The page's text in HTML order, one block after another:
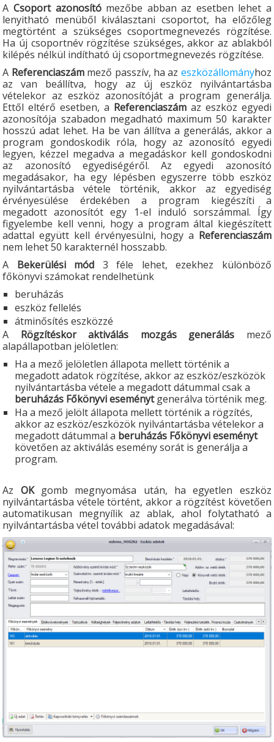
A Csoport azonosítómezőbe abban az esetben lehet a
lenyitható menüből kiválasztani csoportot, ha előzőleg
megtörtént a szükséges csoportmegnevezés rögzítése.
Ha új csoportnév rögzítése szükséges, akkor az ablakból
kilépés nélkül indítható új csoportmegnevezés rögzítése.
A Referenciaszámmező passzív, ha az eszközállományhoz
az van beállítva, hogy az új eszköz nyilvántartásba
vételekor az eszköz azonosítóját a program generálja.
Ettől eltérő esetben, a Referenciaszámaz eszköz egyedi
azonosítója szabadon megadható maximum 50 karakter
hosszú adat lehet. Ha be van állítva a generálás, akkor a
program gondoskodik róla, hogy az azonosító egyedi
legyen, kézzel megadva a megadáskor kell gondoskodni
az azonosító egyediségéről. Az egyedi azonosító
megadásakor, ha egy lépésben egyszerre több eszköz
nyilvántartásba vétele történik, akkor az egyediség
érvényesülése érdekében a program kiegészíti a
megadott azonosítót egy 1-el induló sorszámmal. Így
figyelembe kell venni, hogy a program által kiegészített
adattal együtt kell érvényesülni, hogy a Referenciaszám
nem lehet 50 karakternél hosszabb.
A Bekerülési mód 3 féle lehet, ezekhez különböző
főkönyvi számokat rendelhetünk
beruházás
eszköz fellelés
átminősítés eszközzé
A Rögzítéskor aktiválás mozgás generálás mező
alapállapotban jelöletlen:
Ha a mező jelöletlen állapota mellett történik a
megadott adatok rögzítése, akkor az eszköz/eszközök
nyilvántartásba vétele a megadott dátummal csak a
beruházás Főkönyvi eseménytgenerálva történik meg.
Ha a mező jelölt állapota mellett történik a rögzítés,
akkor az eszköz/eszközök nyilvántartásba vételekor a
megadott dátummal a beruházás Főkönyvi eseményt
követően az aktiválás esemény sorát is generálja a
program.
Az OKgomb megnyomása után, ha egyetlen eszköz
nyilvántartásba vétele történt, akkor a rögzítést követően
automatikusan megnyílik az ablak, ahol folytatható a
nyilvántartásba vétel további adatok megadásával: